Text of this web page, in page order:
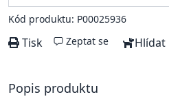
Kód produktu: P00025936
Tisk Zeptat se Hlídat
Popis produktu